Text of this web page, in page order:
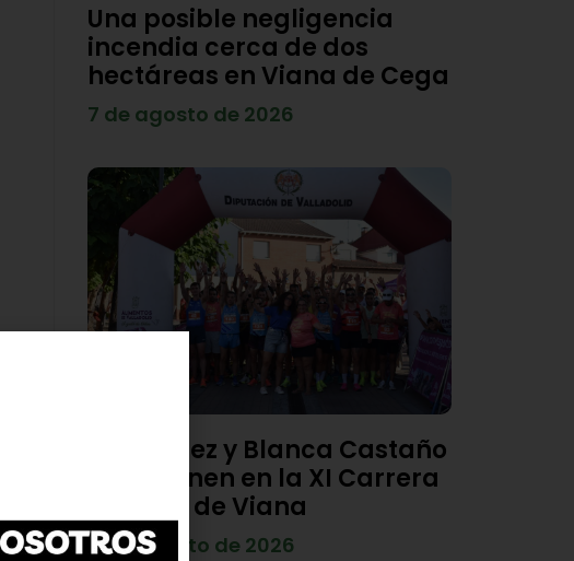
Una posible negligencia
incendia cerca de dos
hectáreas en Viana de Cega
7 de agosto de 2026
Diego Díez y Blanca Castaño
se imponen en la XI Carrera
Popular de Viana
4 de agosto de 2026